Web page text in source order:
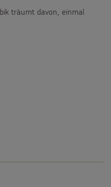
träumt davon, einmal